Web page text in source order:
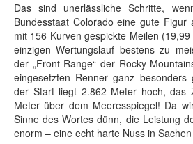
Das sind unerlässliche Schritte,
Bundesstaat Colorado eine gute Figur
mit 156 Kurven gespickte Meilen
einzigen Wertungslauf bestens zu
der „Front Range“ der Rocky
eingesetzten Renner ganz besonders
der Start liegt 2.862 Meter hoch, das
Meter über dem Meeresspiegel! Da
Sinne des Wortes dünn, die Leistung
enorm – eine echt harte Nuss in